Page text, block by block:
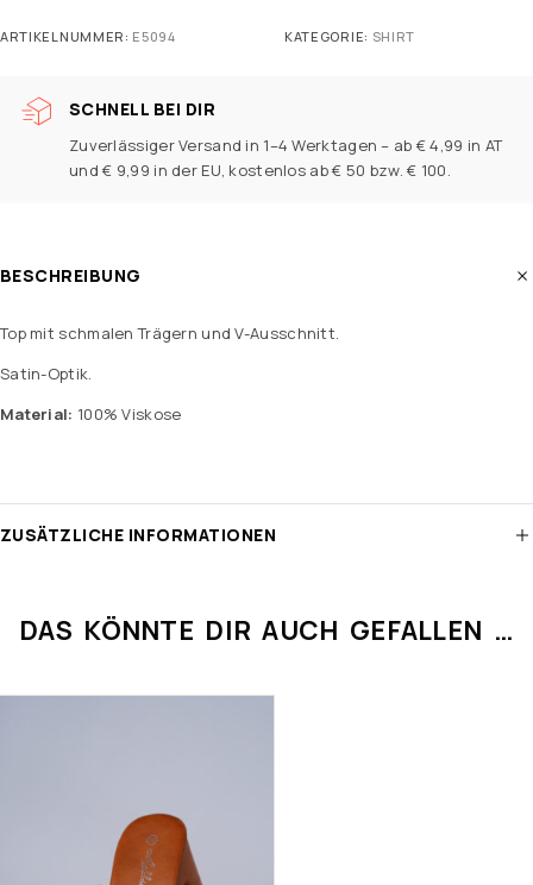
ARTIKELNUMMER: E5094 KATEGORIE: SHIRT
SCHNELL BEI DIR
Zuverlässiger Versand in 1–4 Werktagen – ab € 4,99 in AT
und € 9,99 in der EU, kostenlos ab € 50 bzw. € 100.
BESCHREIBUNG
Top mit schmalen Trägern und V-Ausschnitt.
Satin-Optik.
Material: 100% Viskose
ZUSÄTZLICHE INFORMATIONEN
DAS KÖNNTE DIR AUCH GEFALLEN …